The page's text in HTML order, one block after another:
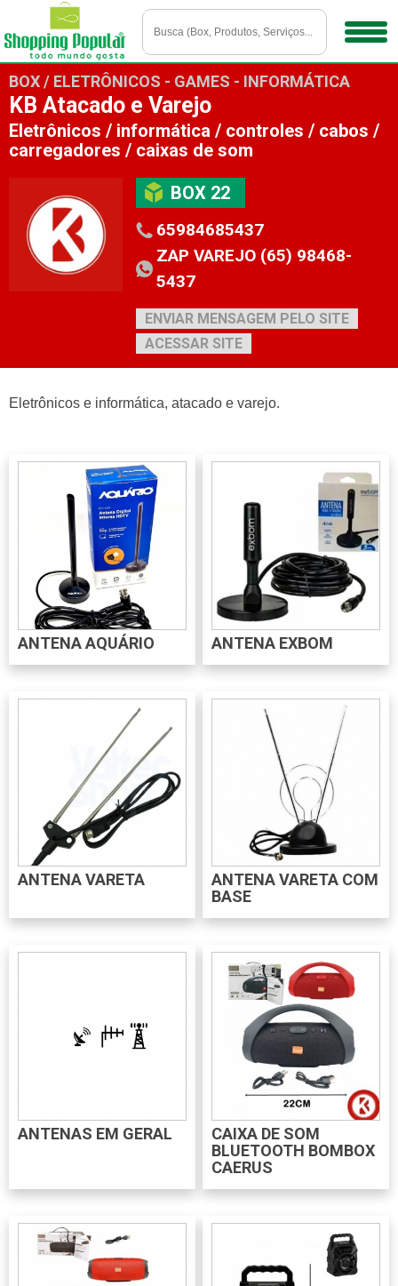
BOX / ELETRÔNICOS - GAMES - INFORMÁTICA
KB Atacado e Varejo
Eletrônicos / informática / controles / cabos /
carregadores / caixas de som
BOX 22
65984685437
ZAP VAREJO (65) 98468-
5437
ENVIAR MENSAGEM PELO SITE
ACESSAR SITE
Eletrônicos e informática, atacado e varejo.
ANTENA AQUÁRIO ANTENA EXBOM
ANTENA VARETA
ANTENA VARETA COM
BASE
ANTENAS EM GERAL
CAIXA DE SOM
BLUETOOTH BOMBOX
CAERUS